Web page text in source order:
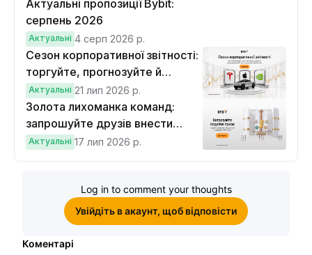
Актуальні пропозиції Bybit:
серпень 2026
Актуальні 4 серп 2026 р.
Сезон корпоративної звітності:
торгуйте, прогнозуйте й
вигравайте Cybertruck
Актуальні 21 лип 2026 р.
Золота лихоманка команд:
запрошуйте друзів внести
депозит на $100 і торгувати на
Актуальні 17 лип 2026 р.
Log in to comment your thoughts
Увійдіть в акаунт, щоб відповісти
Коментарі